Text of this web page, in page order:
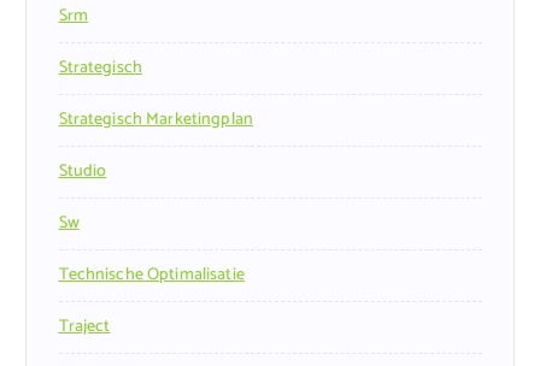
Srm
Strategisch
Strategisch Marketingplan
Studio
Sw
Technische Optimalisatie
Traject